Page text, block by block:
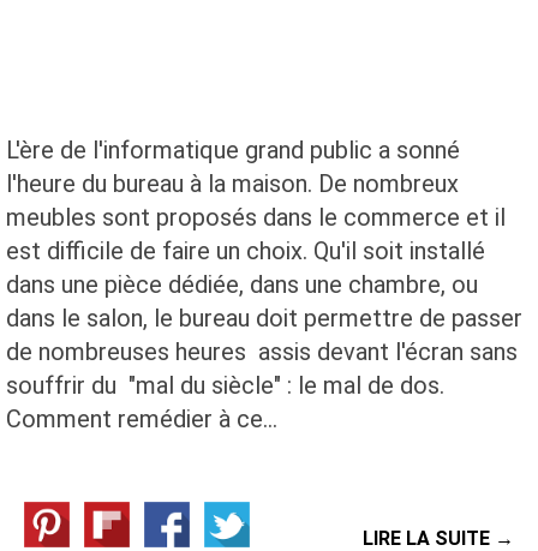
L'ère de l'informatique grand public a sonné
l'heure du bureau à la maison. De nombreux
meubles sont proposés dans le commerce et il
est difficile de faire un choix. Qu'il soit installé
dans une pièce dédiée, dans une chambre, ou
dans le salon, le bureau doit permettre de passer
de nombreuses heures assis devant l'écran sans
souffrir du "mal du siècle" : le mal de dos.
Comment remédier à ce…
LIRE LA SUITE →